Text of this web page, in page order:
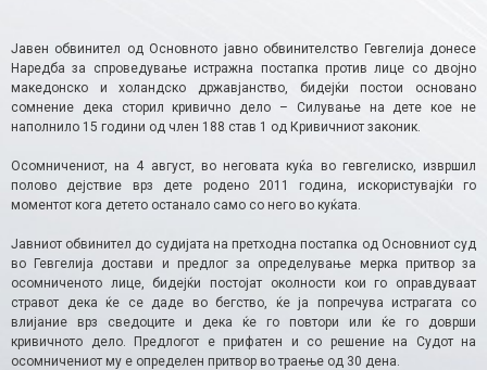
Јавен обвинител од Основното јавно обвинителство Гевгелија донесе
Наредба за спроведување истражна постапка против лице со двојно
македонско и холандско државјанство, бидејќи постои основано
сомнение дека сторил кривично дело – Силување на дете кое не
наполнило 15 години од член 188 став 1 од Кривичниот законик.
Осомничениот, на 4 август, во неговата куќа во гевгелиско, извршил
полово дејствие
врз дете родено 2011 година, искористувајќи го
моментот кога детето останало само со него во куќата.
Јавниот обвинител до судијата на претходна постапка од Основниот суд
во Гевгелија достави и предлог за определување мерка притвор за
осомниченото лице, бидејќи постојат околности кои го оправдуваат
стравот дека ќе се даде во бегство, ќе ја попречува истрагата со
влијание врз сведоците и дека ќе го повтори или ќе го доврши
кривичното дело. Предлогот е прифатен и со решение на Судот на
осомничениот му е определен притвор во траење од 30 дена.